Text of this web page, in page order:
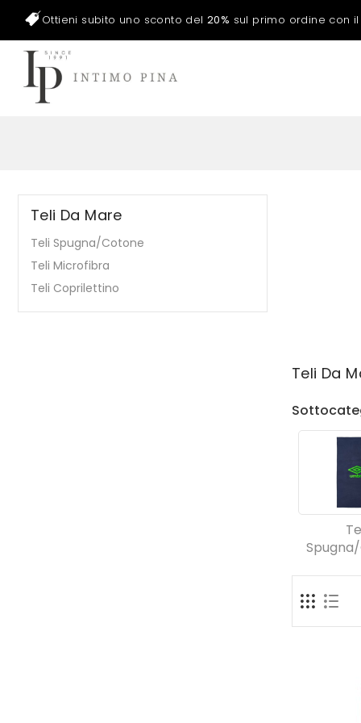
Ottieni subito uno sconto del 20% sul primo ordine con
Teli Da Mare
Teli Spugna/Cotone
Teli Microfibra
Teli Coprilettino
Teli Da